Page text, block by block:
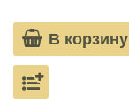
В корзину